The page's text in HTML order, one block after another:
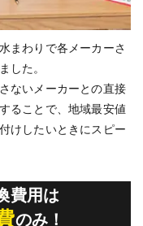
まわりで各メーカーさ
した。
ないメーカーとの直接
ることで、地域最安値
けしたいときにスピー
費用は
のみ！